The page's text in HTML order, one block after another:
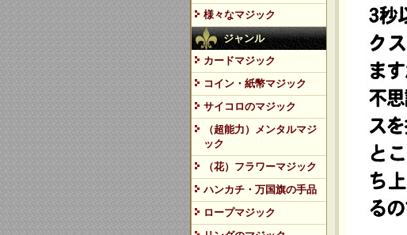
様々なマジック
ジャンル
カードマジック
コイン・紙幣マジック
サイコロのマジック
（超能力）メンタルマジ
ック
（花）フラワーマジック
ハンカチ・万国旗の手品
ロープマジック